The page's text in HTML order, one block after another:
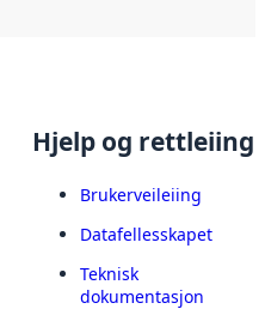
Hjelp og rettleiing
Brukerveileiing
Datafellesskapet
Teknisk
dokumentasjon